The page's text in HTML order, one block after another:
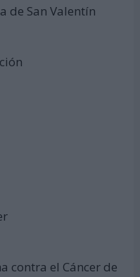
de San Valentín
contra el Cáncer de